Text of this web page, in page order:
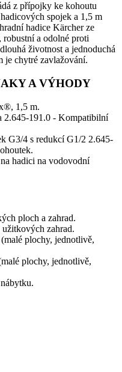
z přípojky ke kohoutu
spojek a 1,5 m
hadice Kärcher ze
a odolné proti
životnost a jednoduchá
je chytré zavlažování.
A VÝHODY
1,5 m.
2.645-191.0 - Kompatibilní
G3/4 s redukcí G1/2 2.645-
hadici na vodovodní
ploch a zahrad.
zahrad.
plochy, jednotlivě,
plochy, jednotlivě,